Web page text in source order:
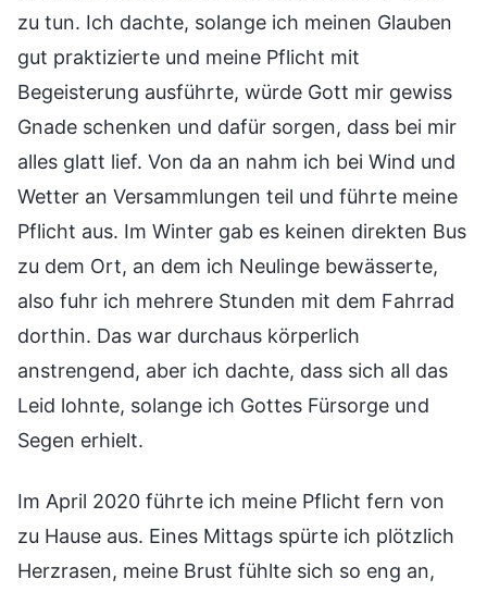
zu tun. Ich dachte, solange ich meinen Glauben
gut praktizierte und meine Pflicht mit
Begeisterung ausführte, würde Gott mir gewiss
Gnade schenken und dafür sorgen, dass bei mir
alles glatt lief. Von da an nahm ich bei Wind und
Wetter an Versammlungen teil und führte meine
Pflicht aus. Im Winter gab es keinen direkten Bus
zu dem Ort, an dem ich Neulinge bewässerte,
also fuhr ich mehrere Stunden mit dem Fahrrad
dorthin. Das war durchaus körperlich
anstrengend, aber ich dachte, dass sich all das
Leid lohnte, solange ich Gottes Fürsorge und
Segen erhielt.
Im April 2020 führte ich meine Pflicht fern von
zu Hause aus. Eines Mittags spürte ich plötzlich
Herzrasen, meine Brust fühlte sich so eng an,